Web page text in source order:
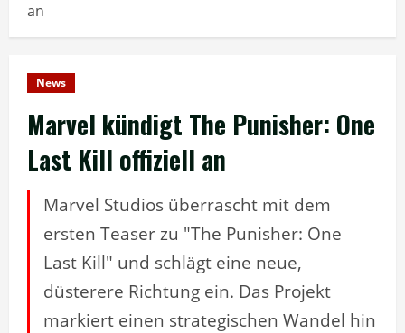
an
News
Marvel kündigt The Punisher: One
Last Kill offiziell an
Marvel Studios überrascht mit dem
ersten Teaser zu "The Punisher: One
Last Kill" und schlägt eine neue,
düsterere Richtung ein. Das Projekt
markiert einen strategischen Wandel hin